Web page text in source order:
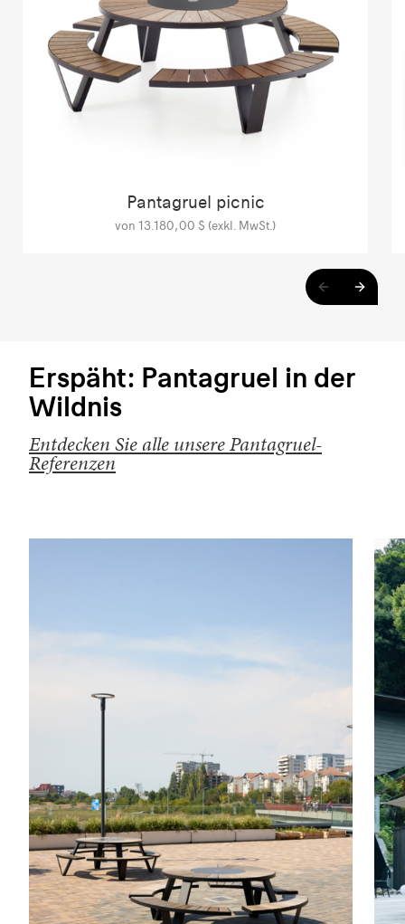
Pantagruel picnic
von 13.180,00 $ (exkl. MwSt.)
Erspäht: Pantagruel in der
Wildnis
Entdecken Sie alle unsere Pantagruel-
Referenzen